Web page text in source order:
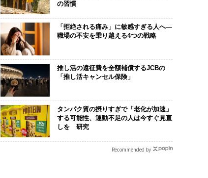
の習慣
「拒絶される痛み」に敏感すぎる人へ―
職場の不安を乗り越える4つの戦略
推し活の遠征費を全額補償するJCBの
「推し活キャンセル保険」
タンパク質の摂りすぎで「老化が加速」
する可能性、運動不足の人は今すぐ見直
しを 研究
Recommended by